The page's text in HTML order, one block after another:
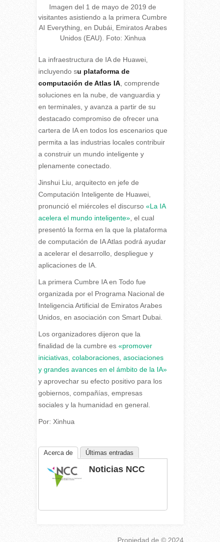
Imagen del 1 de mayo de 2019 de
visitantes asistiendo a la primera Cumbre
AI Everything, en Dubái, Emiratos Arabes
Unidos (EAU). Foto: Xinhua
La infraestructura de IA de Huawei,
incluyendo su plataforma de
computación de Atlas IA, comprende
soluciones en la nube, de vanguardia y
en terminales, y avanza a partir de su
destacado compromiso de ofrecer una
cartera de IA en todos los escenarios que
permita a las industrias locales contribuir
a construir un mundo inteligente y
plenamente conectado.
Jinshui Liu, arquitecto en jefe de
Computación Inteligente de Huawei,
pronunció el miércoles el discurso«La IA
acelera el mundo inteligente», el cual
presentó la forma en la que la plataforma
de computación de IA Atlas podrá ayudar
a acelerar el desarrollo, despliegue y
aplicaciones de IA.
La primera Cumbre IA en Todo fue
organizada por el Programa Nacional de
Inteligencia Artificial de Emiratos Arabes
Unidos, en asociación con Smart Dubai.
Los organizadores dijeron que la
finalidad de la cumbre es «promover
iniciativas, colaboraciones, asociaciones
y grandes avances en el ámbito de la IA»
y aprovechar su efecto positivo para los
gobiernos, compañías, empresas
sociales y la humanidad en general.
Por: Xinhua
Acerca de Últimas entradas
Noticias NCC
Propiedad de © 2024